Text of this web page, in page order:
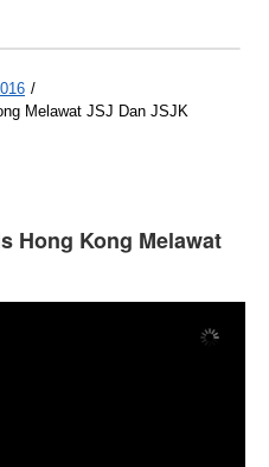
/
Melawat JSJ Dan JSJK
Hong Kong Melawat